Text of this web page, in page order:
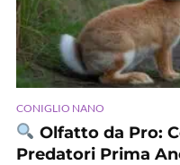
CONIGLIO NANO
Olfatto da Pro:
Predatori Prima